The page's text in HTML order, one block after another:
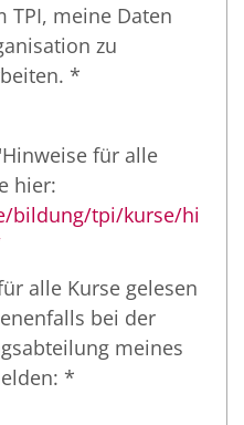
TPI, meine Daten
zu
*
für alle
hier:
bildung/tpi/kurse/hi
alle Kurse gelesen
bei der
meines
*